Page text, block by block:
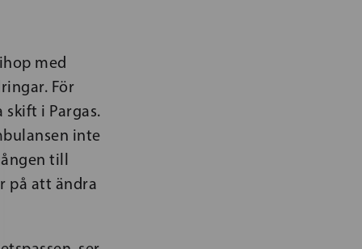
med
För
i Pargas.
inte
till
på att ändra